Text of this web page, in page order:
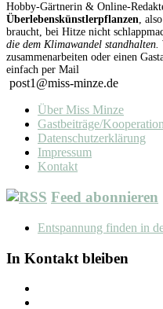
Hobby-Gärtnerin & Online-
Überlebenskünstlerpflanzen,
braucht, bei Hitze nicht
die dem Klimawandel standhalten.
zusammenarbeiten oder einen
einfach per Mail
post1@miss-minze.de
Über Miss Minze
Gastbeiträge/
Datenschutzerklärung
Impressum
Kontakt
Feed abonnieren
Entspannung finden in
In Kontakt bleiben